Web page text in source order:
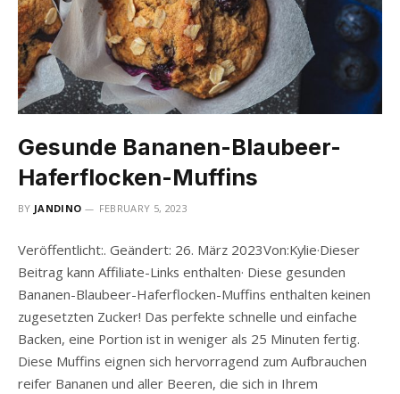
Gesunde Bananen-Blaubeer-
Haferflocken-Muffins
BY JANDINO FEBRUARY 5, 2023
Veröffentlicht:. Geändert: 26. März 2023Von:Kylie·Dieser
Beitrag kann Affiliate-Links enthalten· Diese gesunden
Bananen-Blaubeer-Haferflocken-Muffins enthalten keinen
zugesetzten Zucker! Das perfekte schnelle und einfache
Backen, eine Portion ist in weniger als 25 Minuten fertig.
Diese Muffins eignen sich hervorragend zum Aufbrauchen
reifer Bananen und aller Beeren, die sich in Ihrem